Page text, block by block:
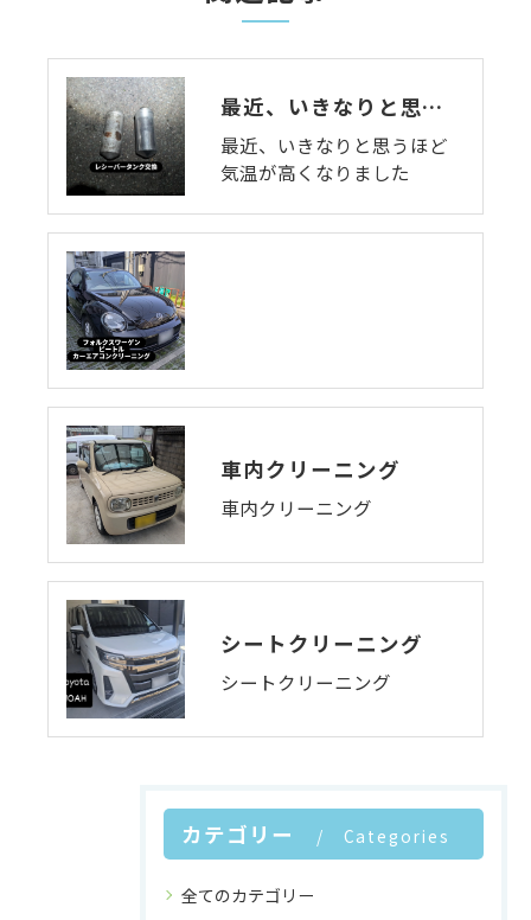
最近、いきなりと思うほど気温が高くなりました
最近、いきなりと思うほど
気温が高くなりました
車内クリーニング
車内クリーニング
シートクリーニング
シートクリーニング
カテゴリー Categories
全てのカテゴリー